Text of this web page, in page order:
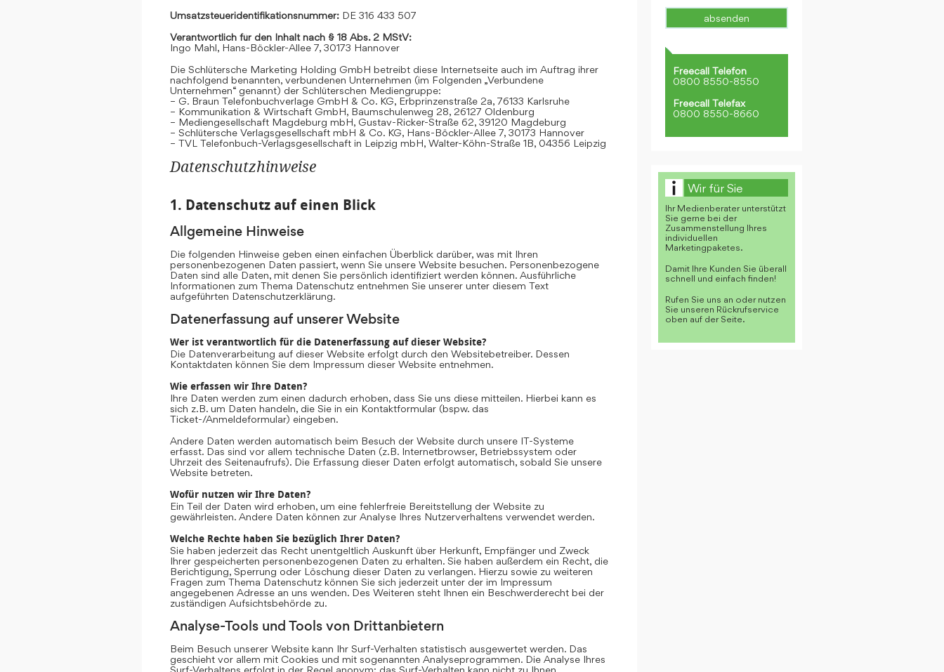
Umsatzsteueridentifikationsnummer: DE 316 433 507
Verantwortlich für den Inhalt nach § 18 Abs. 2 MStV:
Ingo Mahl, Hans-Böckler-Allee 7, 30173 Hannover
Die Schlütersche Marketing Holding GmbH betreibt diese Internetseite auch im Auftrag ihrer
nachfolgend benannten, verbundenen Unternehmen (im Folgenden „Verbundene
Unternehmen“ genannt) der Schlüterschen Mediengruppe:
– G. Braun Telefonbuchverlage GmbH & Co. KG, Erbprinzenstraße 2a, 76133 Karlsruhe
– Kommunikation & Wirtschaft GmbH, Baumschulenweg 28, 26127 Oldenburg
– Mediengesellschaft Magdeburg mbH, Gustav-Ricker-Straße 62, 39120 Magdeburg
– Schlütersche Verlagsgesellschaft mbH & Co. KG, Hans-Böckler-Allee 7, 30173 Hannover
– TVL Telefonbuch-Verlagsgesellschaft in Leipzig mbH, Walter-Köhn-Straße 1B, 04356 Leipzig
Datenschutzhinweise
1. Datenschutz auf einen Blick
Allgemeine Hinweise
Die folgenden Hinweise geben einen einfachen Überblick darüber, was mit Ihren
personenbezogenen Daten passiert, wenn Sie unsere Website besuchen. Personenbezogene
Daten sind alle Daten, mit denen Sie persönlich identifiziert werden können. Ausführliche
Informationen zum Thema Datenschutz entnehmen Sie unserer unter diesem Text
aufgeführten Datenschutzerklärung.
Datenerfassung auf unserer Website
Wer ist verantwortlich für die Datenerfassung auf dieser Website?
Die Datenverarbeitung auf dieser Website erfolgt durch den Websitebetreiber. Dessen
Kontaktdaten können Sie dem Impressum dieser Website entnehmen.
Wie erfassen wir Ihre Daten?
Ihre Daten werden zum einen dadurch erhoben, dass Sie uns diese mitteilen. Hierbei kann es
sich z.B. um Daten handeln, die Sie in ein Kontaktformular (bspw. das
Ticket-/Anmeldeformular) eingeben.
Andere Daten werden automatisch beim Besuch der Website durch unsere IT-Systeme
erfasst. Das sind vor allem technische Daten (z.B. Internetbrowser, Betriebssystem oder
Uhrzeit des Seitenaufrufs). Die Erfassung dieser Daten erfolgt automatisch, sobald Sie unsere
Website betreten.
Wofür nutzen wir Ihre Daten?
Ein Teil der Daten wird erhoben, um eine fehlerfreie Bereitstellung der Website zu
gewährleisten. Andere Daten können zur Analyse Ihres Nutzerverhaltens verwendet werden.
Welche Rechte haben Sie bezüglich Ihrer Daten?
Sie haben jederzeit das Recht unentgeltlich Auskunft über Herkunft, Empfänger und Zweck
Ihrer gespeicherten personenbezogenen Daten zu erhalten. Sie haben außerdem ein Recht, die
Berichtigung, Sperrung oder Löschung dieser Daten zu verlangen. Hierzu sowie zu weiteren
Fragen zum Thema Datenschutz können Sie sich jederzeit unter der im Impressum
angegebenen Adresse an uns wenden. Des Weiteren steht Ihnen ein Beschwerderecht bei der
zuständigen Aufsichtsbehörde zu.
Analyse-Tools und Tools von Drittanbietern
Beim Besuch unserer Website kann Ihr Surf-Verhalten statistisch ausgewertet werden. Das
geschieht vor allem mit Cookies und mit sogenannten Analyseprogrammen. Die Analyse Ihres
Surf-Verhaltens erfolgt in der Regel anonym; das Surf-Verhalten kann nicht zu Ihnen
Freecall Telefon
0800 8550-8550
Freecall Telefax
0800 8550-8660
Wir für Sie
Ihr Medienberater unterstützt
Sie gerne bei der
Zusammenstellung Ihres
individuellen
Marketingpaketes.
Damit Ihre Kunden Sie überall
schnell und einfach finden!
Rufen Sie uns an oder nutzen
Sie unseren Rückrufservice
oben auf der Seite.